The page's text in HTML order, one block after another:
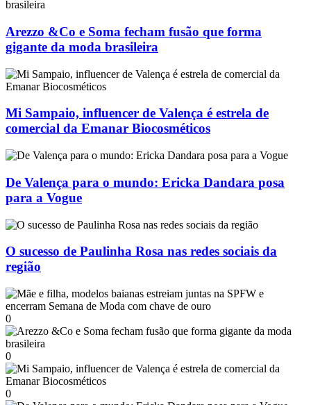
Arezzo &Co e Soma fecham fusão que forma
gigante da moda brasileira
Mi Sampaio, influencer de Valença é estrela de
comercial da Emanar Biocosméticos
De Valença para o mundo: Ericka Dandara posa
para a Vogue
O sucesso de Paulinha Rosa nas redes sociais da
região
0
0
0